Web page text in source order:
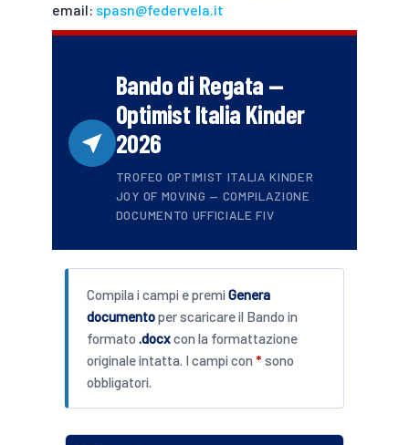
email: spasn@federvela.it
Bando di Regata —
Optimist Italia Kinder
2026
TROFEO OPTIMIST ITALIA KINDER
JOY OF MOVING — COMPILAZIONE
DOCUMENTO UFFICIALE FIV
Compila i campi e premi Genera
documentoper scaricare il Bando in
formato .docxcon la formattazione
originale intatta. I campi con *sono
obbligatori.